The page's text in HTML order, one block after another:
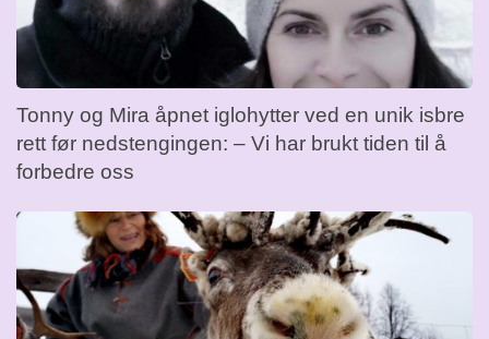
Tonny og Mira åpnet iglohytter ved en unik isbre
rett før nedstengingen: – Vi har brukt tiden til å
forbedre oss